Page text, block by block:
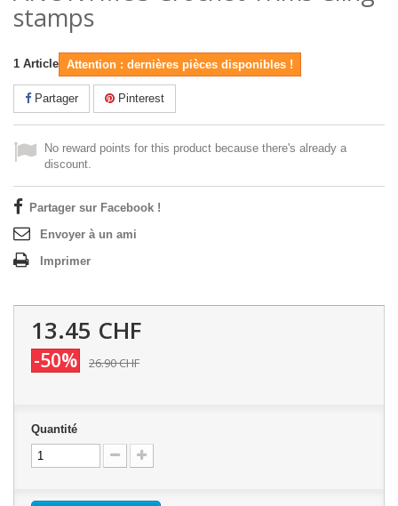
stamps
1 Article Attention : dernières pièces disponibles !
Partager Pinterest
No reward points for this product because there's already a
discount.
Partager sur Facebook !
Envoyer à un ami
Imprimer
13.45 CHF
-50% 26.90 CHF
Quantité